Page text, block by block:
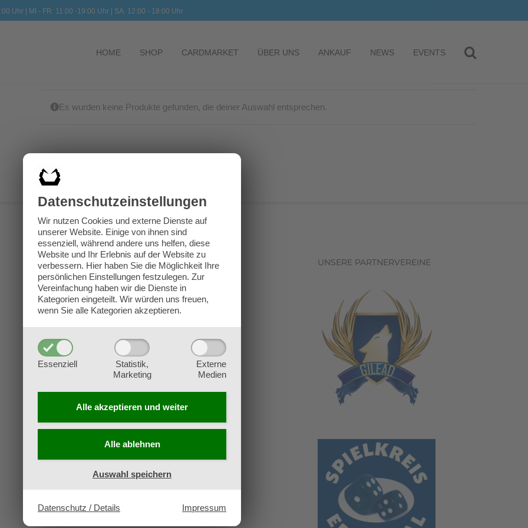
Datenschutz­einstellungen
Wir nutzen Cookies und externe Dienste auf
unserer Website. Einige von ihnen sind
essenziell, während andere uns helfen, diese
Website und Ihr Erlebnis auf der Website zu
verbessern. Hier haben Sie die Möglichkeit Ihre
persönlichen Einstellungen festzulegen. Zur
Vereinfachung haben wir die Dienste in
Kategorien eingeteilt. Wir würden uns freuen,
wenn Sie alle Kategorien akzeptieren.
Essenziell
Statistik,
Marketing
Externe
Medien
Alle akzeptieren und weiter
Alle ablehnen
Auswahl speichern
Datenschutz / Details Impressum
Uhr | MI - FR: 11:00 -19:00 Uhr | SA: 12:00 - 18:00 Uhr
HOME SHOP CARDMARKET ÜBER UNS ANKAUF NEWS EVENTS
Es wurden keine Produkte gefunden, die deiner Auswahl entsprechen.
Kontakt
Impressum
Datenschutz
Widerruf
UNSERE PARTNERVEREINE